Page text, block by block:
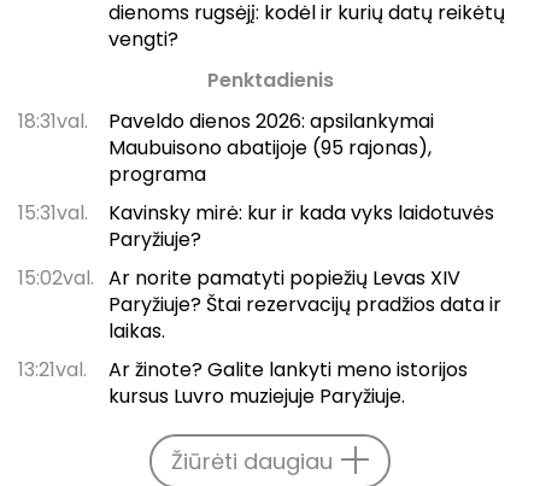
dienoms rugsėjį: kodėl ir kurių datų reikėtų
vengti?
Penktadienis
18:31val.
Paveldo dienos 2026: apsilankymai
Maubuisono abatijoje (95 rajonas),
programa
15:31val.
Kavinsky mirė: kur ir kada vyks laidotuvės
Paryžiuje?
15:02val. Ar norite pamatyti popiežių Levas XIV
Paryžiuje? Štai rezervacijų pradžios data ir
laikas.
13:21val.
Ar žinote? Galite lankyti meno istorijos
kursus Luvro muziejuje Paryžiuje.
Žiūrėti daugiau